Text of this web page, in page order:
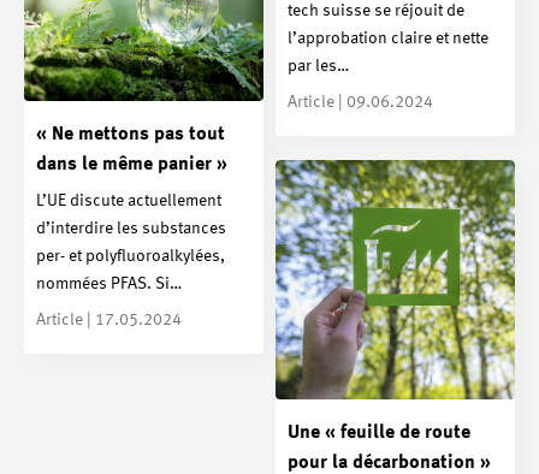
tech suisse se réjouit de
l’approbation claire et nette
par les…
Article | 09.06.2024
« Ne mettons pas tout
dans le même panier »
L’UE discute actuellement
d’interdire les substances
per- et polyfluoroalkylées,
nommées PFAS. Si…
Article | 17.05.2024
Une « feuille de route
pour la décarbonation »